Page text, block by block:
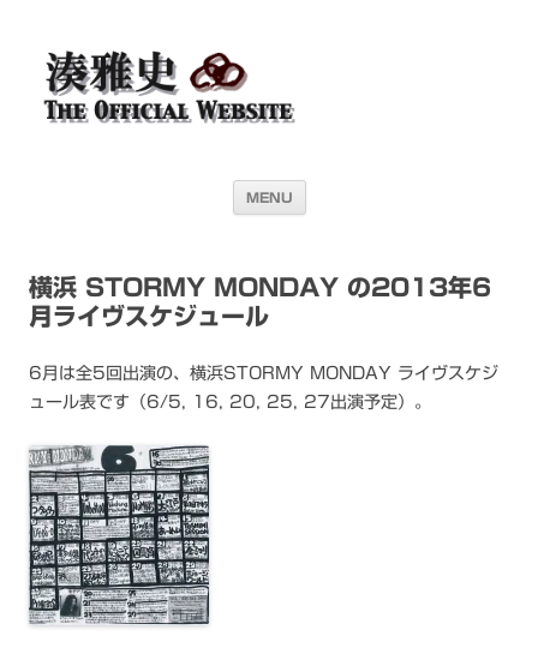
湊雅史オフィシャル・ウェブサイト＜
Masafumi Minato THE
OFFICIAL WEBSITE＞
ウェブサイトです
MENU
横浜 STORMY MONDAY の2013年6
月ライヴスケジュール
6月は全5回出演の、横浜STORMY MONDAY ライヴスケジ
ュール表です（6/5, 16, 20, 25, 27出演予定）。